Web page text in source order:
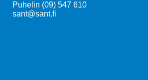
Puhelin (09) 547 610
sant@sant.fi